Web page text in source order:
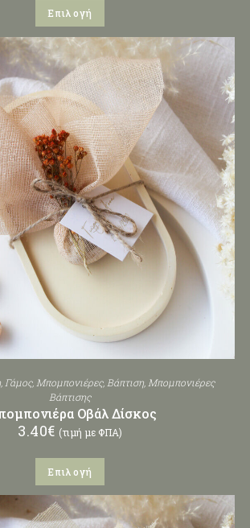
Επιλογή
, Γάμος, Μπομπονιέρες, Βάπτιση, Μπομπονιέρες
Βάπτισης
Οβάλ Δίσκος
3.40€ (τιμή με ΦΠΑ)
Επιλογή